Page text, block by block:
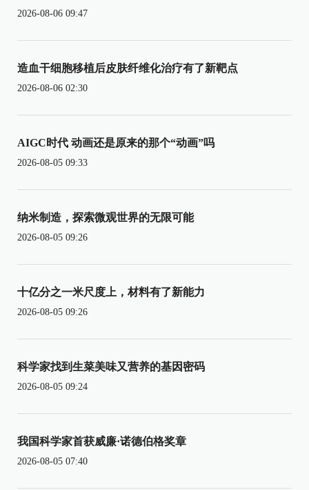
2026-08-06 09:47
造血干细胞移植后皮肤纤维化治疗有了新靶点
2026-08-06 02:30
AIGC时代 动画还是原来的那个“动画”吗
2026-08-05 09:33
纳米制造，探索微观世界的无限可能
2026-08-05 09:26
十亿分之一米尺度上，材料有了新能力
2026-08-05 09:26
科学家找到生菜美味又营养的基因密码
2026-08-05 09:24
我国科学家首获威廉·诺德伯格奖章
2026-08-05 07:40